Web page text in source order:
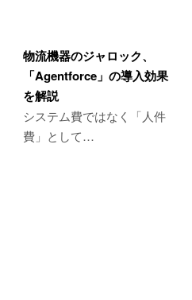
物流機器のジャロック、
「Agentforce」の導入効果
を解説
システム費ではなく「人件
費」として…